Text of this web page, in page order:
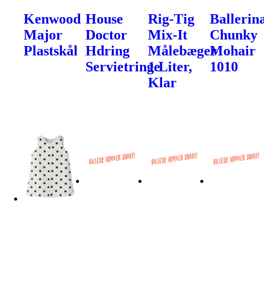
Kenwood
Major
Plastskål
House
Doctor
Hdring
Servietringe
Rig-Tig
Mix-It
Målebæger
1 Liter,
Klar
Chunky
Mohair
1010